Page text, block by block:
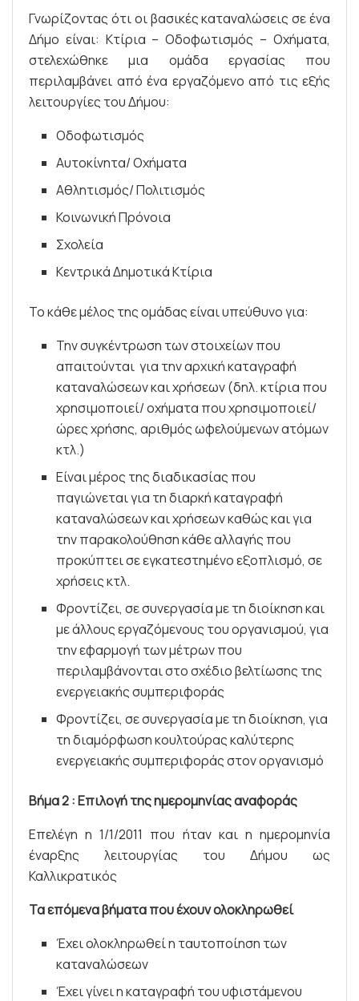
Γνωρίζοντας ότι οι βασικές καταναλώσεις σε ένα
Δήμο είναι: Κτίρια – Οδοφωτισμός – Οχήματα,
στελεχώθηκε μια ομάδα εργασίας που
περιλαμβάνει από ένα εργαζόμενο από τις εξής
λειτουργίες του Δήμου:
Οδοφωτισμός
Αυτοκίνητα/ Οχήματα
Αθλητισμός/ Πολιτισμός
Κοινωνική Πρόνοια
Σχολεία
Κεντρικά Δημοτικά Κτίρια
Το κάθε μέλος της ομάδας είναι υπεύθυνο για:
Την συγκέντρωση των στοιχείων που
απαιτούνται για την αρχική καταγραφή
καταναλώσεων και χρήσεων (δηλ. κτίρια που
χρησιμοποιεί/ οχήματα που χρησιμοποιεί/
ώρες χρήσης, αριθμός ωφελούμενων ατόμων
κτλ.)
Είναι μέρος της διαδικασίας που
παγιώνεται για τη διαρκή καταγραφή
καταναλώσεων και χρήσεων καθώς και για
την παρακολούθηση κάθε αλλαγής που
προκύπτει σε εγκατεστημένο εξοπλισμό, σε
χρήσεις κτλ.
Φροντίζει, σε συνεργασία με τη διοίκηση και
με άλλους εργαζόμενους του οργανισμού, για
την εφαρμογή των μέτρων που
περιλαμβάνονται στο σχέδιο βελτίωσης της
ενεργειακής συμπεριφοράς
Φροντίζει, σε συνεργασία με τη διοίκηση, για
τη διαμόρφωση κουλτούρας καλύτερης
ενεργειακής συμπεριφοράς στον οργανισμό
Βήμα 2 : Επιλογή της ημερομηνίας αναφοράς
Επελέγη η 1/1/2011 που ήταν και η ημερομηνία
έναρξης λειτουργίας του Δήμου ως
Καλλικρατικός
Τα επόμενα βήματα που έχουν ολοκληρωθεί
Έχει ολοκληρωθεί η ταυτοποίηση των
καταναλώσεων
Έχει γίνει η καταγραφή του υφιστάμενου